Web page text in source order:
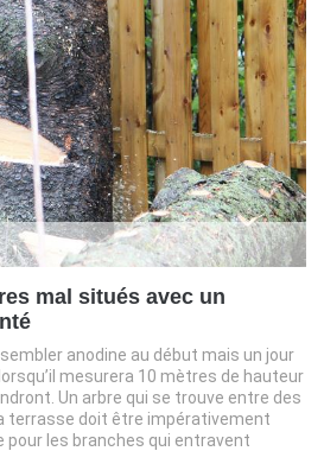
mal situés avec un
anodine au début mais un jour
mesurera 10 mètres de hauteur
Un arbre qui se trouve entre des
terrasse doit être impérativement
pour les branches qui entravent